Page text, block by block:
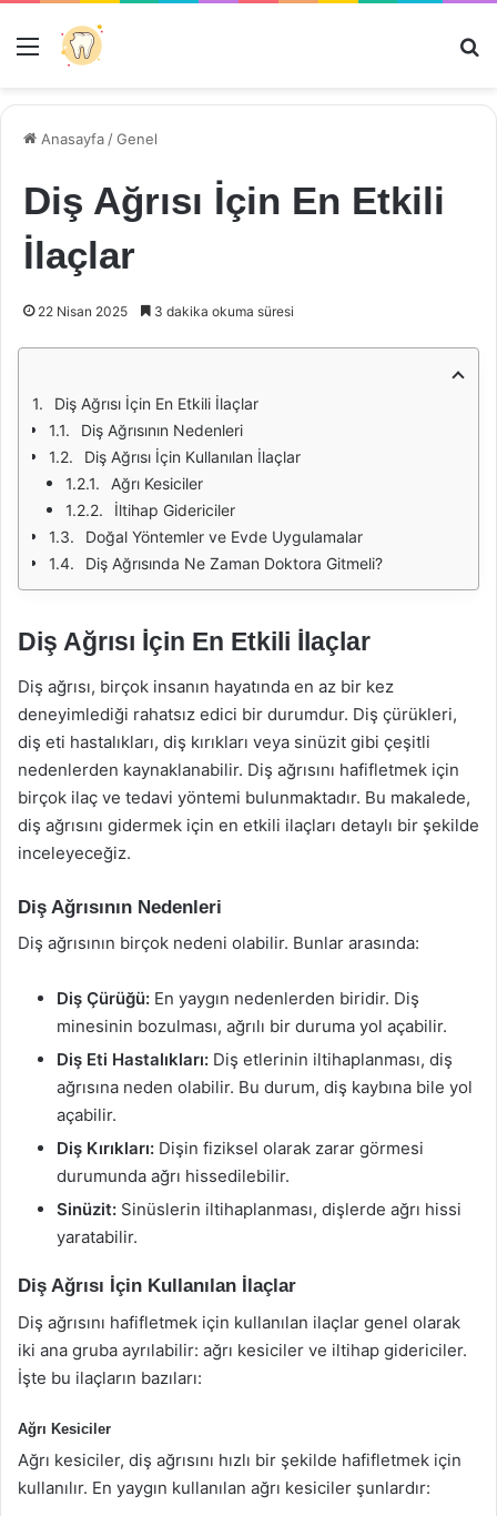
Menü
Anasayfa /Genel
Diş Ağrısı İçin En Etkili
İlaçlar
22 Nisan 2025 3 dakika okuma süresi
Diş Ağrısı İçin En Etkili İlaçlar
Diş Ağrısının Nedenleri
Diş Ağrısı İçin Kullanılan İlaçlar
Ağrı Kesiciler
İltihap Gidericiler
Doğal Yöntemler ve Evde Uygulamalar
Diş Ağrısında Ne Zaman Doktora Gitmeli?
Diş Ağrısı İçin En Etkili İlaçlar
Diş ağrısı, birçok insanın hayatında en az bir kez
deneyimlediği rahatsız edici bir durumdur. Diş çürükleri,
diş eti hastalıkları, diş kırıkları veya sinüzit gibi çeşitli
nedenlerden kaynaklanabilir. Diş ağrısını hafifletmek için
birçok ilaç ve tedavi yöntemi bulunmaktadır. Bu makalede,
diş ağrısını gidermek için en etkili ilaçları detaylı bir şekilde
inceleyeceğiz.
Diş Ağrısının Nedenleri
Diş ağrısının birçok nedeni olabilir. Bunlar arasında:
Diş Çürüğü: En yaygın nedenlerden biridir. Diş
minesinin bozulması, ağrılı bir duruma yol açabilir.
Diş Eti Hastalıkları: Diş etlerinin iltihaplanması, diş
ağrısına neden olabilir. Bu durum, diş kaybına bile yol
açabilir.
Diş Kırıkları: Dişin fiziksel olarak zarar görmesi
durumunda ağrı hissedilebilir.
Sinüzit: Sinüslerin iltihaplanması, dişlerde ağrı hissi
yaratabilir.
Diş Ağrısı İçin Kullanılan İlaçlar
Diş ağrısını hafifletmek için kullanılan ilaçlar genel olarak
iki ana gruba ayrılabilir: ağrı kesiciler ve iltihap gidericiler.
İşte bu ilaçların bazıları:
Ağrı Kesiciler
Ağrı kesiciler, diş ağrısını hızlı bir şekilde hafifletmek için
kullanılır. En yaygın kullanılan ağrı kesiciler şunlardır: